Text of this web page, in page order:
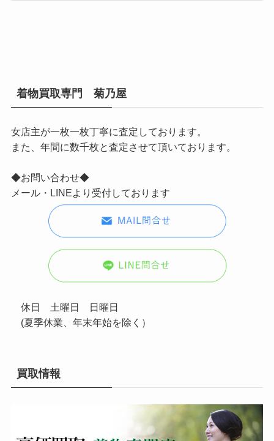
着物買取専門 菊乃屋
女店主が一枚一枚丁寧に査定しております。
また、年間に数千枚と査定させて頂いております。
◆お問い合わせ◆
メール・LINEより受付しております
休日 土曜日 日曜日
(夏季休業、年末年始を除く）
買取情報